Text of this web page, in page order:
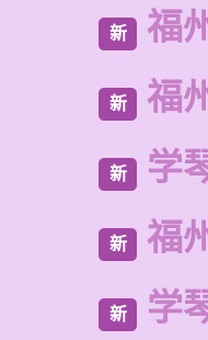
新 福
新 福
新 学
新 福
新 学